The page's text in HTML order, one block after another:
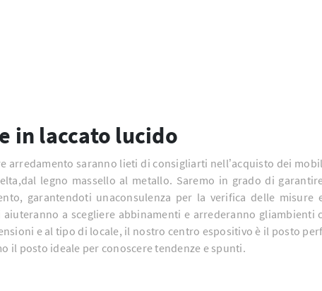
in laccato lucido
arredamento saranno lieti di consigliarti nell’acquisto dei
legno massello al metallo. Saremo in grado di
garantendoti unaconsulenza per la verifica delle
a scegliere abbinamenti e arrederanno
e al tipo di locale, il nostro centro espositivo è il posto
il posto ideale per conoscere tendenze e spunti.